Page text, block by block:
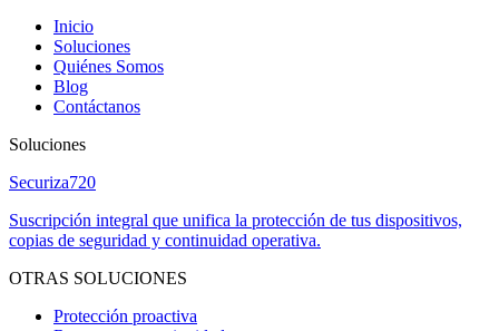
Inicio
Soluciones
Quiénes Somos
Blog
Contáctanos
Soluciones
Securiza720
Suscripción integral que unifica la protección de tus dispositivos,
copias de seguridad y continuidad operativa.
OTRAS SOLUCIONES
Protección proactiva